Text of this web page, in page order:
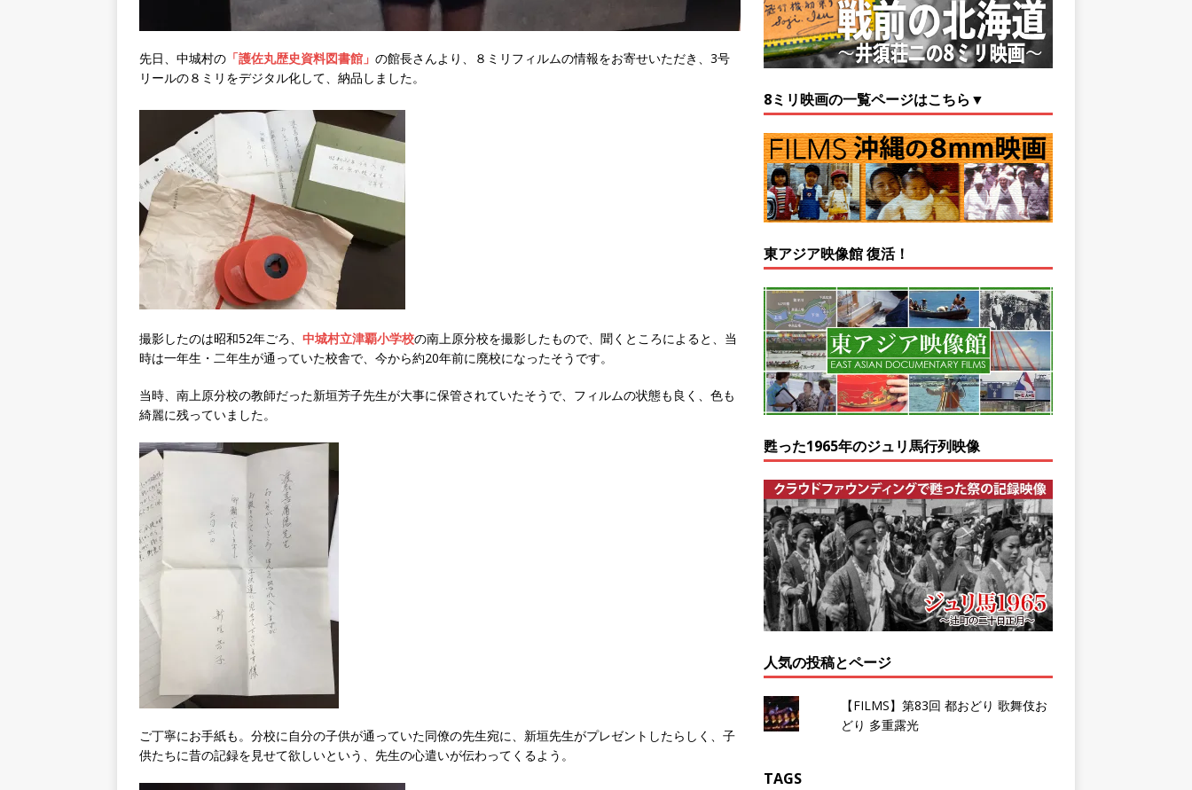
先日、中城村の 「護佐丸歴史資料図書館」 の館長さんより、８ミリフィルムの情報をお寄せいただき、3号
リールの８ミリをデジタル化して、納品しました。
撮影したのは昭和52年ごろ、 中城村立津覇小学校の南上原分校を撮影したもので、聞くところによると、当
時は一年生・二年生が通っていた校舎で、今から約20年前に廃校になったそうです。
当時、南上原分校の教師だった新垣芳子先生が大事に保管されていたそうで、フィルムの状態も良く、色も
綺麗に残っていました。
ご丁寧にお手紙も。分校に自分の子供が通っていた同僚の先生宛に、新垣先生がプレゼントしたらしく、子
供たちに昔の記録を見せて欲しいという、先生の心遣いが伝わってくるよう。
8ミリ映画の一覧ページはこちら▼
東アジア映像館 復活！
甦った1965年のジュリ馬行列映像
人気の投稿とページ
【FILMS】第83回 都おどり 歌舞伎お
どり 多重露光
TAGS